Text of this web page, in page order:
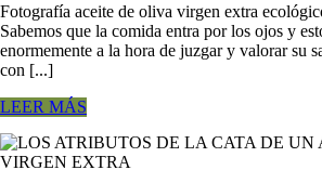
Fotografía aceite de oliva virgen extra
Sabemos que la comida entra por los ojos y
enormemente a la hora de juzgar y valorar su
con [...]
LEER MÁS